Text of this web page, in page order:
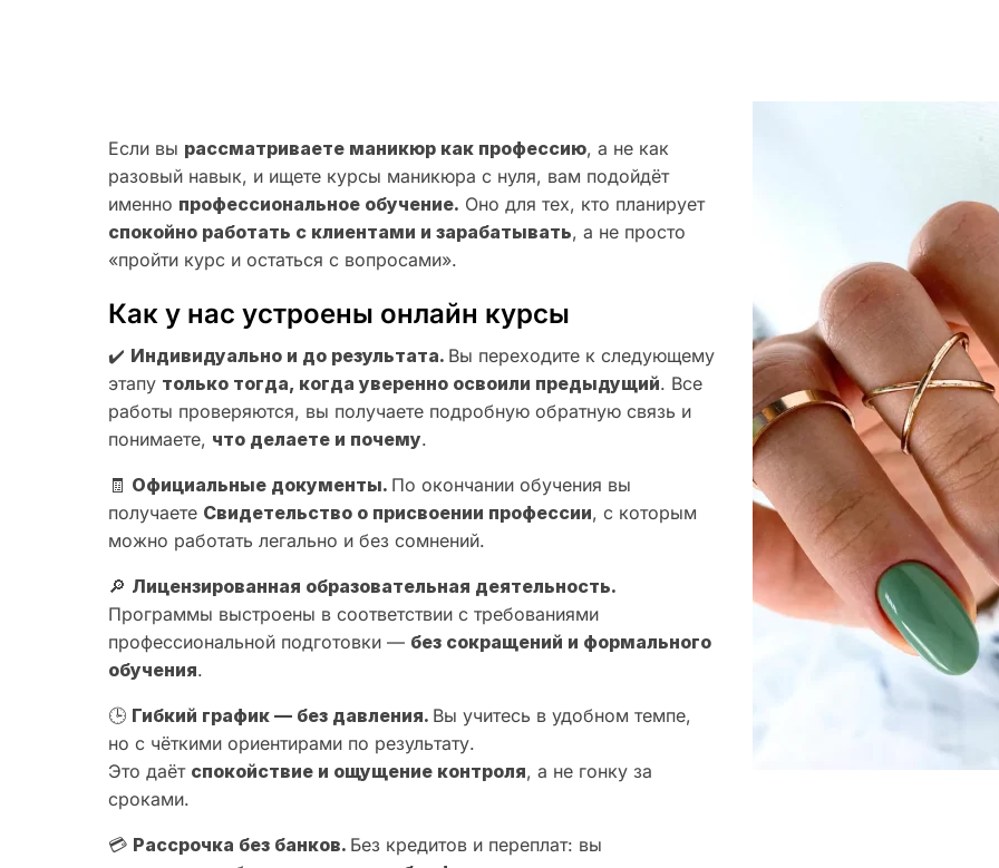
Если вы рассматриваете маникюр как профессию, а не как
разовый навык, и ищете курсы маникюра с нуля, вам подойдёт
именно профессиональное обучение. Оно для тех, кто планирует
спокойно работать с клиентами и зарабатывать, а не просто
«пройти курс и остаться с вопросами».
Как у нас устроены онлайн курсы
✔️ Индивидуально и до результата. Вы переходите к следующему
этапу только тогда, когда уверенно освоили предыдущий. Все
работы проверяются, вы получаете подробную обратную связь и
понимаете, что делаете и почему.
🧾 Официальные документы. По окончании обучения вы
получаете Свидетельство о присвоении профессии, с которым
можно работать легально и без сомнений.
🔎 Лицензированная образовательная деятельность.
Программы выстроены в соответствии с требованиями
профессиональной подготовки — без сокращений и формального
обучения.
🕒 Гибкий график — без давления. Вы учитесь в удобном темпе,
но с чёткими ориентирами по результату.
Это даёт спокойствие и ощущение контроля, а не гонку за
сроками.
💳 Рассрочка без банков. Без кредитов и переплат: вы